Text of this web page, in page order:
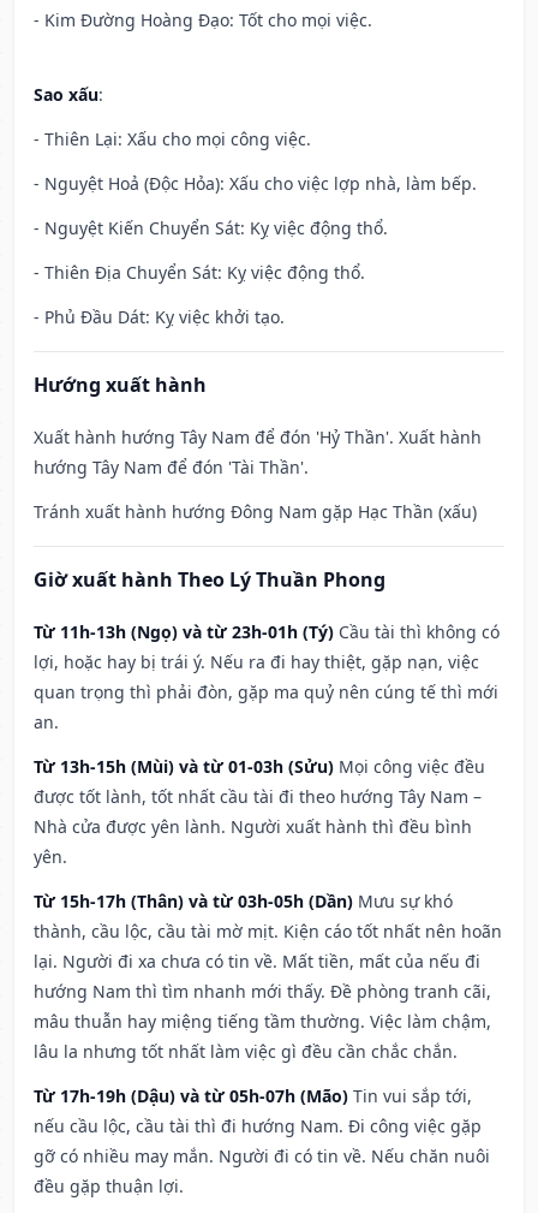
- Kim Đường Hoàng Đạo: Tốt cho mọi việc.
Sao xấu:
- Thiên Lại: Xấu cho mọi công việc.
- Nguyệt Hoả (Độc Hỏa): Xấu cho việc lợp nhà, làm bếp.
- Nguyệt Kiến Chuyển Sát: Kỵ việc động thổ.
- Thiên Địa Chuyển Sát: Kỵ việc động thổ.
- Phủ Đầu Dát: Kỵ việc khởi tạo.
Hướng xuất hành
Xuất hành hướng Tây Nam để đón 'Hỷ Thần'. Xuất hành
hướng Tây Nam để đón 'Tài Thần'.
Tránh xuất hành hướng Đông Nam gặp Hạc Thần (xấu)
Giờ xuất hành Theo Lý Thuần Phong
Từ 11h-13h (Ngọ) và từ 23h-01h (Tý) Cầu tài thì không có
lợi, hoặc hay bị trái ý. Nếu ra đi hay thiệt, gặp nạn, việc
quan trọng thì phải đòn, gặp ma quỷ nên cúng tế thì mới
an.
Từ 13h-15h (Mùi) và từ 01-03h (Sửu) Mọi công việc đều
được tốt lành, tốt nhất cầu tài đi theo hướng Tây Nam –
Nhà cửa được yên lành. Người xuất hành thì đều bình
yên.
Từ 15h-17h (Thân) và từ 03h-05h (Dần) Mưu sự khó
thành, cầu lộc, cầu tài mờ mịt. Kiện cáo tốt nhất nên hoãn
lại. Người đi xa chưa có tin về. Mất tiền, mất của nếu đi
hướng Nam thì tìm nhanh mới thấy. Đề phòng tranh cãi,
mâu thuẫn hay miệng tiếng tầm thường. Việc làm chậm,
lâu la nhưng tốt nhất làm việc gì đều cần chắc chắn.
Từ 17h-19h (Dậu) và từ 05h-07h (Mão) Tin vui sắp tới,
nếu cầu lộc, cầu tài thì đi hướng Nam. Đi công việc gặp
gỡ có nhiều may mắn. Người đi có tin về. Nếu chăn nuôi
đều gặp thuận lợi.